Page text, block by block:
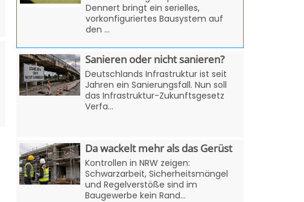
Dennert bringt ein serielles,
vorkonfiguriertes Bausystem auf
den ...
Sanieren oder nicht sanieren?
Deutschlands Infrastruktur ist seit
Jahren ein Sanierungsfall. Nun soll
das Infrastruktur-Zukunftsgesetz
Verfa...
Da wackelt mehr als das Gerüst
Kontrollen in NRW zeigen:
Schwarzarbeit, Sicherheitsmängel
und Regelverstöße sind im
Baugewerbe kein Rand...